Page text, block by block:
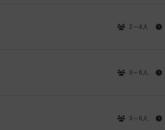
2～4人
3～6人
3～6人